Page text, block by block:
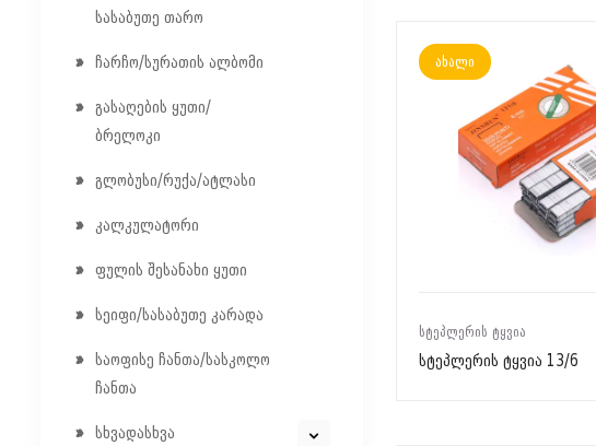
სასაბუთე თარო
ჩარჩო/სურათის ალბომი
გასაღების ყუთი/
ბრელოკი
გლობუსი/რუქა/ატლასი
კალკულატორი
ფულის შესანახი ყუთი
სეიფი/სასაბუთე კარადა
საოფისე ჩანთა/სასკოლო
ჩანთა
სხვადასხვა
ახალი
ᲡᲢᲔᲞᲚᲔᲠᲘᲡ ᲢᲧᲕᲘᲐ
სტეპლერის ტყვია 13/6